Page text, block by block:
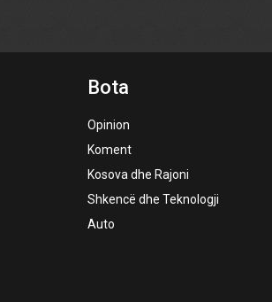
Bota
Opinion
Koment
Kosova dhe Rajoni
Shkencë dhe Teknologji
Auto